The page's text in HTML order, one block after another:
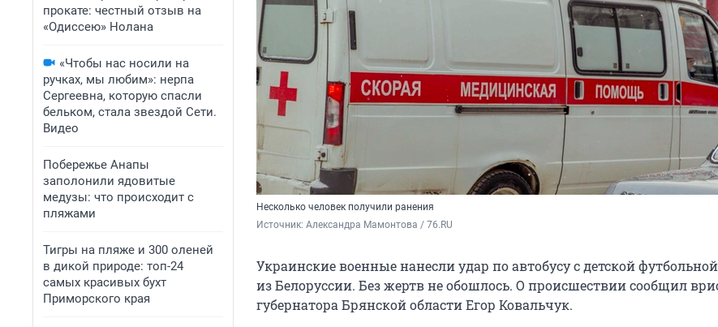
прокате: честный отзыв на
«Одиссею» Нолана
«Чтобы нас носили на
ручках, мы любим»: нерпа
Сергеевна, которую спасли
бельком, стала звездой Сети.
Видео
Побережье Анапы
заполонили ядовитые
медузы: что происходит с
пляжами
Тигры на пляже и 300 оленей
в дикой природе: топ-24
самых красивых бухт
Приморского края
Несколько человек получили ранения
Источник: Александра Мамонтова / 76.RU
Украинские военные нанесли удар по автобусу с детской
из Белоруссии. Без жертв не обошлось. О происшествии сообщил
губернатора Брянской области Егор Ковальчук.